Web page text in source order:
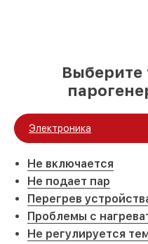
Выберите
Электроника
Не включается
Не подает пар
Перегрев
Проблемы с
Не регулируется